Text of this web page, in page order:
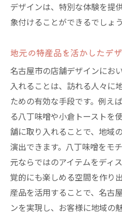
デザインは、特別な体験を提
象付けることができるでしょう
地元の特産品を活かしたデ
名古屋市の店舗デザインにお
入れることは、訪れる人々に
ための有効な手段です。例え
る八丁味噌や小倉トーストを
舗に取り入れることで、地域
演出できます。八丁味噌をモ
元ならではのアイテムをディ
覚的にも楽しめる空間を作り
産品を活用することで、名古
ンを実現し、お客様に地域の